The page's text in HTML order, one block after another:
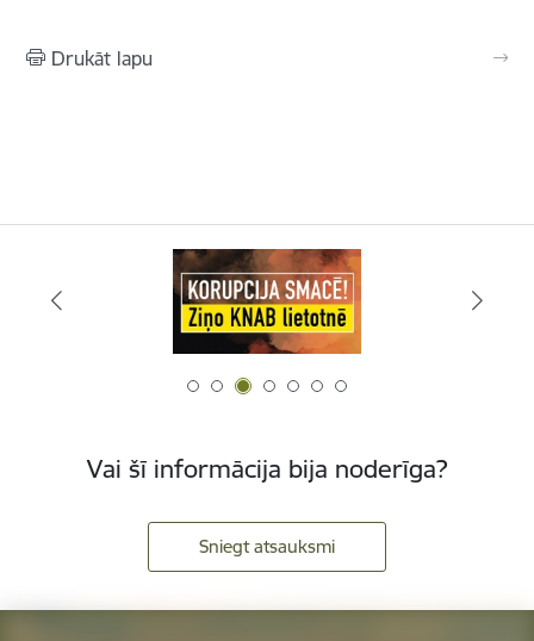
Drukāt lapu
Vai šī informācija bija noderīga?
Sniegt atsauksmi